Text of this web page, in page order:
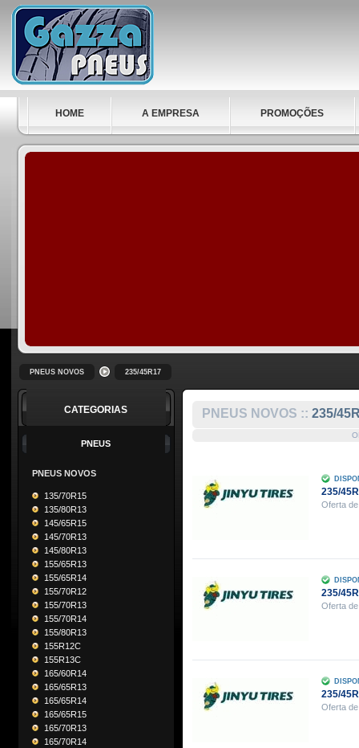
HOME A EMPRESA PROMOÇÕES
PNEUS NOVOS 235/45R17
CATEGORIAS
PNEUS
PNEUS NOVOS
135/70R15
135/80R13
145/65R15
145/70R13
145/80R13
155/65R13
155/65R14
155/70R12
155/70R13
155/70R14
155/80R13
155R12C
155R13C
165/60R14
165/65R13
165/65R14
165/65R15
165/70R13
165/70R14
PNEUS NOVOS :: 235/
235/
Oferta
235/
Oferta
235/
Oferta